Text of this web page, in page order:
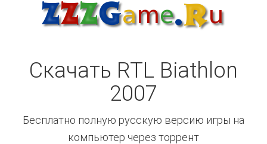
Скачать RTL Biathlon
2007
Бесплатно полную русскую версию игры на
компьютер через торрент